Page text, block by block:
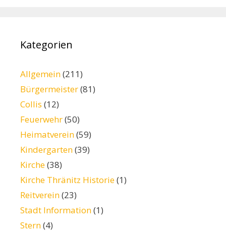
Kategorien
Allgemein(211)
Bürgermeister(81)
Collis (12)
Feuerwehr(50)
Heimatverein(59)
Kindergarten(39)
Kirche(38)
Kirche Thränitz Historie(1)
Reitverein(23)
Stadt Information(1)
Stern(4)